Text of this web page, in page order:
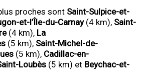
proches sont Saint-Sulpice-et-
et-l’Île-du-Carnay(4 km), Saint-
(4 km), La
(5 km), Saint-Michel-de-
(5 km), Cadillac-en-
Loubès (5 km) et Beychac-et-